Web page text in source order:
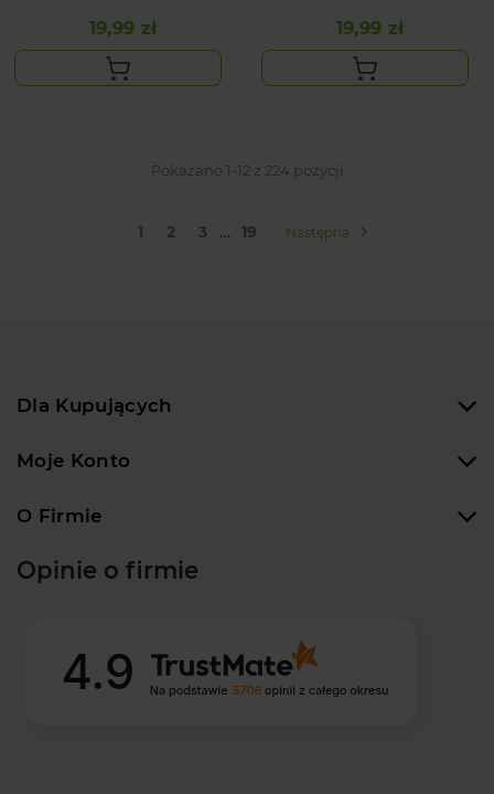
Cena
19,99 zł Cena
19,99 zł
Pokazano 1-12 z 224 pozycji
1 2 3 … 19 Następna
Dla Kupujących
Moje Konto
O Firmie
Opinie o firmie